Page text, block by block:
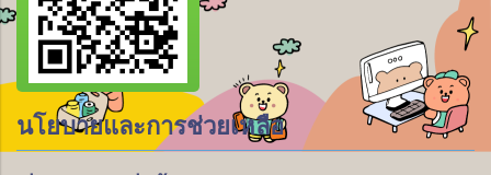
นโยบายและการช่วยเหลือ